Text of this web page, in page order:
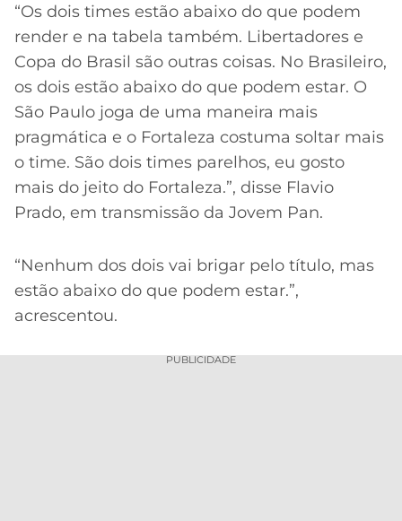
“Os dois times estão abaixo do que podem
render e na tabela também. Libertadores e
Copa do Brasil são outras coisas. No Brasileiro,
os dois estão abaixo do que podem estar. O
São Paulo joga de uma maneira mais
pragmática e o Fortaleza costuma soltar mais
o time. São dois times parelhos, eu gosto
mais do jeito do Fortaleza.”, disse Flavio
Prado, em transmissão da Jovem Pan.
“Nenhum dos dois vai brigar pelo título, mas
estão abaixo do que podem estar.”,
acrescentou.
PUBLICIDADE